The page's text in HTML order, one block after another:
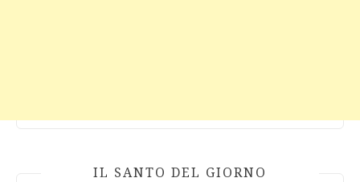
IL SANTO DEL GIORNO